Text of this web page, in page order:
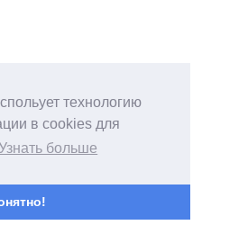
технологию
в cookies для
больше